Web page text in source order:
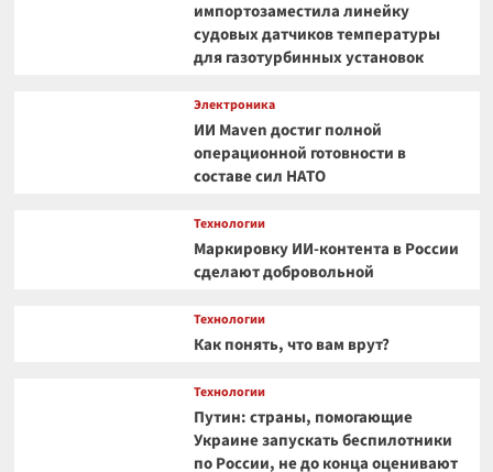
импортозаместила линейку
судовых датчиков температуры
для газотурбинных установок
Электроника
ИИ Maven достиг полной
операционной готовности в
составе сил НАТО
Технологии
Маркировку ИИ-контента в России
сделают добровольной
Технологии
Как понять, что вам врут?
Технологии
Путин: страны, помогающие
Украине запускать беспилотники
по России, не до конца оценивают